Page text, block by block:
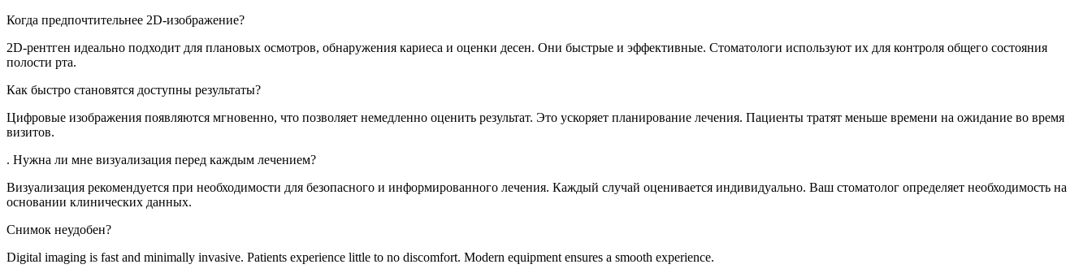
Когда предпочтительнее 2D-изображение?
2D-рентген идеально подходит для плановых осмотров, обнаружения кариеса и оценки десен. Они быстрые и эффективные. Стоматологи используют их для контроля общего состояния
полости рта.
Как быстро становятся доступны результаты?
Цифровые изображения появляются мгновенно, что позволяет немедленно оценить результат. Это ускоряет планирование лечения. Пациенты тратят меньше времени на ожидание во время
визитов.
. Нужна ли мне визуализация перед каждым лечением?
Визуализация рекомендуется при необходимости для безопасного и информированного лечения. Каждый случай оценивается индивидуально. Ваш стоматолог определяет необходимость на
основании клинических данных.
Снимок неудобен?
Digital imaging is fast and minimally invasive. Patients experience little to no discomfort. Modern equipment ensures a smooth experience.